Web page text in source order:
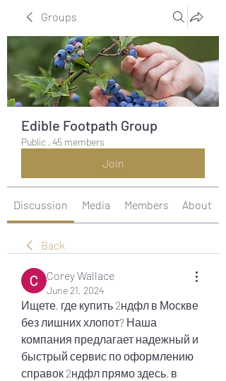
Groups
Edible Footpath Group
Public · 45 members
Join
Discussion Media Members About
Back
Corey Wallace
June 21, 2024
Ищете, где купить 2ндфл в Москве
без лишних хлопот? Наша
компания предлагает надежный и
быстрый сервис по оформлению
справок 2ндфл прямо здесь, в